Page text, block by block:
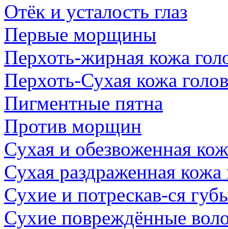
Отёк и усталость глаз
Первые морщины
Перхоть-жирная кожа
Перхоть-Сухая кожа
Пигментные пятна
Против морщин
Сухая и обезвоженная
Сухая раздраженная кожа
Сухие и потрескав-ся
Сухие повреждённые